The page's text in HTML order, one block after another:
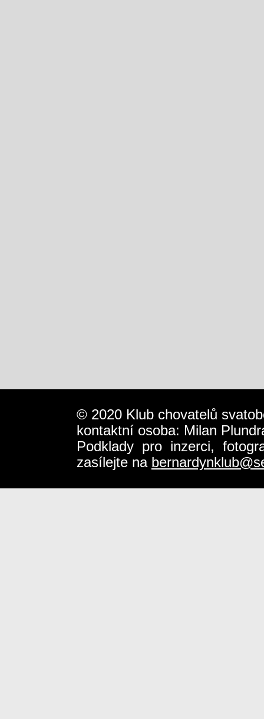
© 2020 Klub chovatelů
kontaktní osoba: Milan
Podklady pro inzerci,
zasílejte na